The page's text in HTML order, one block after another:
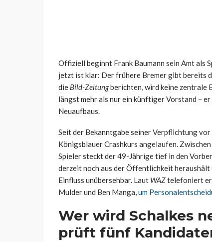
Offiziell beginnt Frank Baumann sein Amt als
jetzt ist klar: Der frühere Bremer gibt bereits
die Bild-Zeitungberichten, wird keine zentrale
längst mehr als nur ein künftiger Vorstand –
Neuaufbaus.
Seit der Bekanntgabe seiner Verpflichtung
Königsblauer Crashkurs angelaufen.
Spieler steckt der 49-Jährige tief in den
derzeit noch aus der Öffentlichkeit heraushält
Einfluss unübersehbar. Laut WAZtelefoniert er
Mulder und Ben Manga,um
Wer wird Schalkes
prüft fünf